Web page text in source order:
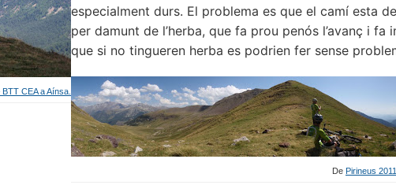
CEA a Aínsa.
especialment durs. El problema es que el camí esta
per damunt de l’herba, que fa prou penós l’avanç i fa
que si no tingueren herba es podrien fer sense
De Pirineus